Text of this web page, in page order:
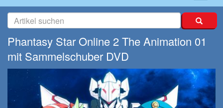
Phantasy Star Online 2 The Animation 01
mit Sammelschuber DVD